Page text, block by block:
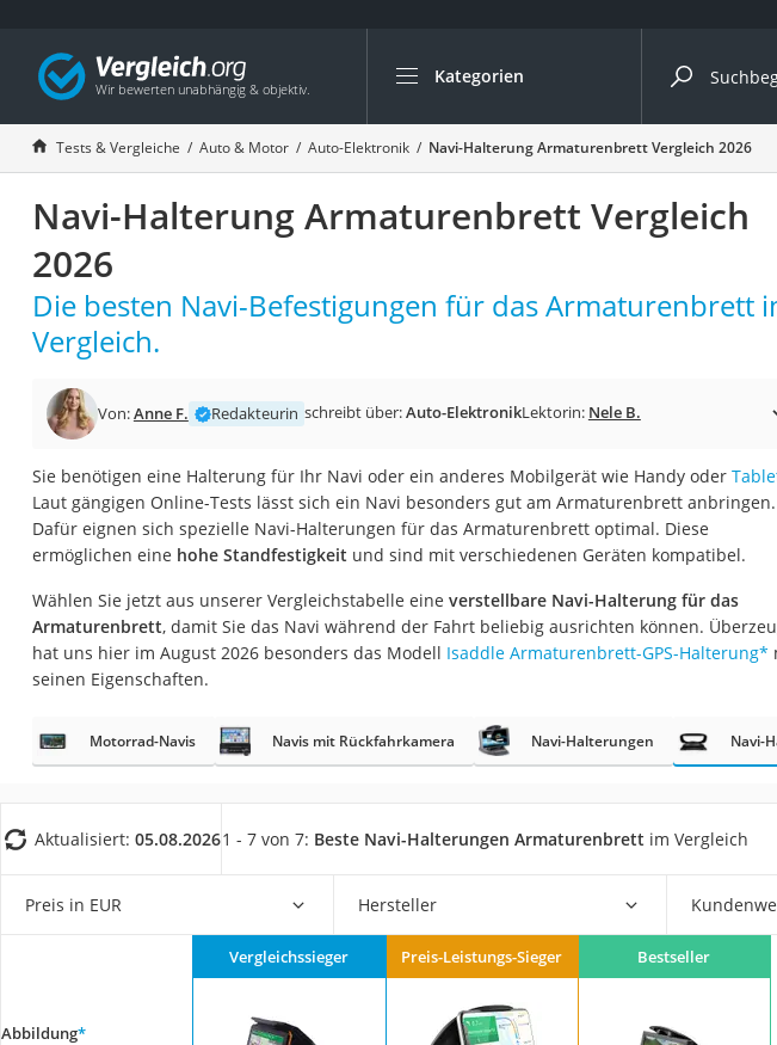
Kategorien
Die beliebtesten Vergleiche nach Kategorie
Auto & Motor
Fahrradträger-Anhängerkupplung (4
Fahrradträger
Fahrradträger (Anhängerkupplung)
Benzinkanister (20 l)
Fahrradträger E-Bike
Marderschreck
Wagenheber 3t
AGM-Batterie Wohnmobil
Thule-Fahrradträger
FM-Transmitter
Sommerreifen 205/55 R16
Starthilfe mit Kompressor
Diesel-Additiv
Wagenheber
Service
Tests & Vergleiche Auto & Motor Auto-Elektronik Navi-Halterung Armaturenbrett Vergleich 2026
Navi-Halterung Armaturenbrett Vergleich
2026
Die besten Navi-Befestigungen für das Armaturenbrett
Vergleich.
Von:Anne F. Redakteurin schreibt über:Auto-ElektronikLektorin: Nele B.
Sie benötigen eine Halterung für Ihr Navi oder ein anderes Mobilgerät wie Handy oder
Laut gängigen Online-Tests lässt sich ein Navi besonders gut am Armaturenbrett anbringen.
Dafür eignen sich spezielle Navi-Halterungen für das Armaturenbrett optimal. Diese
ermöglichen eine hohe Standfestigkeit und sind mit verschiedenen Geräten kompatibel.
Wählen Sie jetzt aus unserer Vergleichstabelle eine verstellbare Navi-Halterung für das
Armaturenbrett, damit Sie das Navi während der Fahrt beliebig ausrichten können.
hat uns hier im August 2026 besonders das Modell Isaddle Armaturenbrett-GPS-Halterung*
seinen Eigenschaften.
Motorrad-Navis Navis mit Rückfahrkamera Navi-Halterungen Navi-
Aktualisiert: 05.08.20261 - 7 von 7: Beste Navi-Halterungen Armaturenbrett im Vergleich
Preis in EUR Hersteller
Abbildung*
Vergleichssieger Preis-Leistungs-Sieger Bestseller